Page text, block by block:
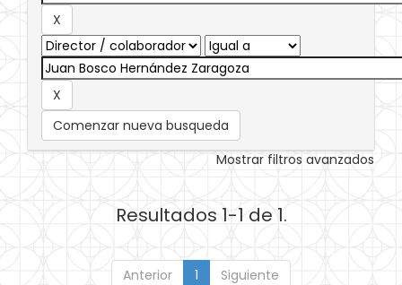
Comenzar nueva busqueda
Mostrar filtros avanzados
Resultados 1-1 de 1.
Anterior 1 Siguiente